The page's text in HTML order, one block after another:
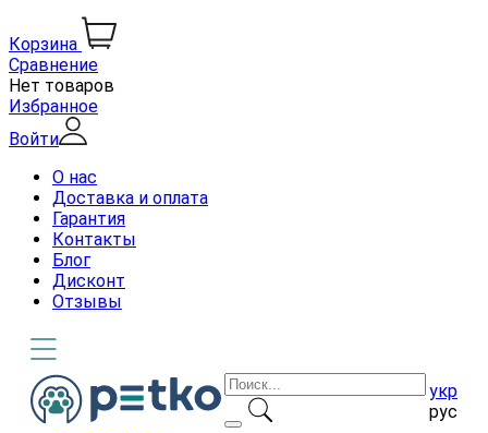
Корзина
Сравнение
Нет товаров
Избранное
Войти
О нас
Доставка и оплата
Гарантия
Контакты
Блог
Дисконт
Отзывы
укр
рус